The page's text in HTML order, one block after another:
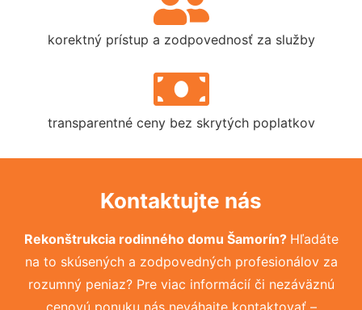
korektný prístup a zodpovednosť za služby
transparentné ceny bez skrytých poplatkov
Kontaktujte nás
Rekonštrukcia rodinného domu Šamorín? Hľadáte
na to skúsených a zodpovedných profesionálov za
rozumný peniaz? Pre viac informácií či nezáväznú